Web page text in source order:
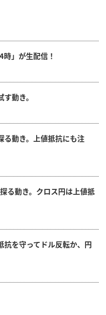
」が生配信！
動き。
る動き。上値抵抗にも注
る動き。クロス円は上値抵
抗を守ってドル反転か、円